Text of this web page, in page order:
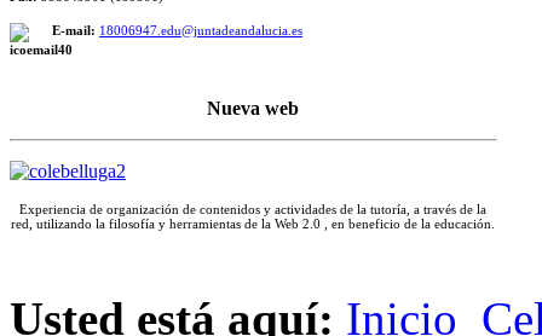
E-mail: 18006947.edu@juntadeandalucia.es
Nueva web
Experiencia de organización de contenidos y actividades de la tutoría, a través de la
red, utilizando la filosofía y herramientas de la Web 2.0 , en beneficio de la educación.
Usted está aquí: Inicio